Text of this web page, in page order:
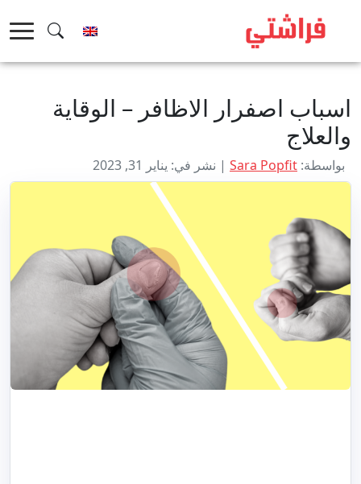
اسباب اصفرار الاظافر – الوقاية
والعلاج
بواسطة: Sara Popfit | نشر في: يناير 31, 2023